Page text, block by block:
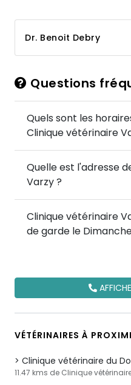
Dr. Benoit Debry
Questions
Quels sont les
Clinique vétérinaire
Quelle est l'adresse
Varzy ?
Clinique vétérinaire
de garde le
VÉTÉRINAIRES À
Clinique vétérinaire du
11.47 kms de Clinique